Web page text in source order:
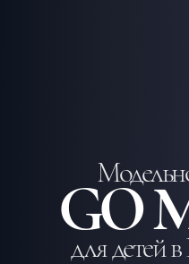
GO
для детей